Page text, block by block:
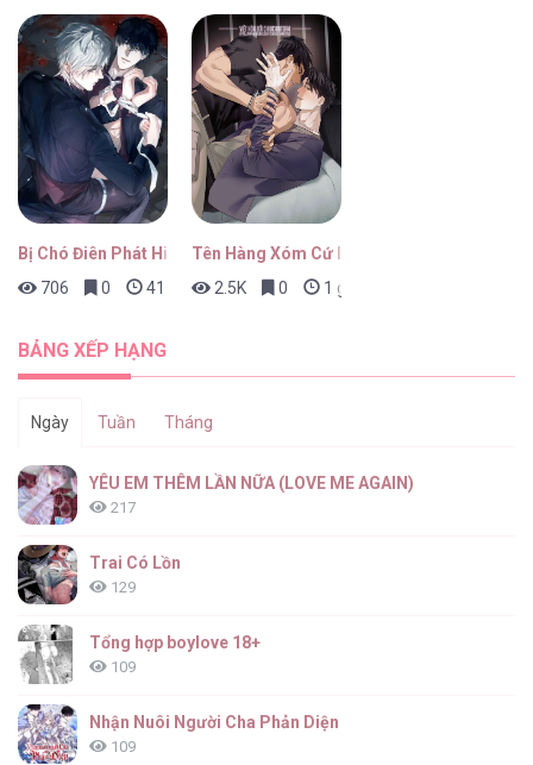
Bị Chó Điên Phát Hiện Là Đồng Loại
706
0 41 phút trước
Tên Hàng Xóm Cứ Dán Mắt Vào Tôi
2.5K
0 1 giờ trước
BẢNG XẾP HẠNG
Ngày Tuần Tháng
YÊU EM THÊM LẦN NỮA (LOVE ME AGAIN)
217
Trai Có Lồn
129
Tổng hợp boylove 18+
109
Nhận Nuôi Người Cha Phản Diện
109